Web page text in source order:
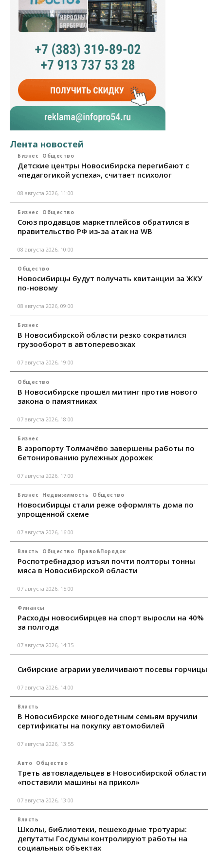
Лента новостей
Бизнес Общество
Детские центры Новосибирска перегибают с
«педагогикой успеха», считает психолог
08 августа 2026, 11:00
Бизнес Общество
Союз продавцов маркетплейсов обратился в
правительство РФ из-за атак на WB
08 августа 2026, 10:00
Общество
Новосибирцы будут получать квитанции за ЖКУ
по-новому
08 августа 2026, 09:00
Бизнес
В Новосибирской области резко сократился
грузооборот в автоперевозках
07 августа 2026, 19:00
Общество
В Новосибирске прошёл митинг против нового
закона о памятниках
07 августа 2026, 18:00
Бизнес
В аэропорту Толмачёво завершены работы по
бетонированию рулежных дорожек
07 августа 2026, 17:00
Бизнес Недвижимость Общество
Новосибирцы стали реже оформлять дома по
упрощенной схеме
07 августа 2026, 16:00
Власть Общество Право&Порядок
Роспотребнадзор изъял почти полторы тонны
мяса в Новосибирской области
07 августа 2026, 15:00
Финансы
Расходы новосибирцев на спорт выросли на 40%
за полгода
07 августа 2026, 14:35
Сибирские аграрии увеличивают посевы горчицы
07 августа 2026, 14:00
Власть
В Новосибирске многодетным семьям вручили
сертификаты на покупку автомобилей
07 августа 2026, 13:55
Авто Общество
Треть автовладельцев в Новосибирской области
«поставили машины на прикол»
07 августа 2026, 13:00
Власть
Школы, библиотеки, пешеходные тротуары:
депутаты Госдумы контролируют работы на
социальных объектах